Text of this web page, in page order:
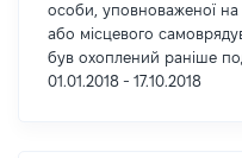
особи, уповноваженої
або місцевого
був охоплений раніше
01.01.2018 - 17.10.2018